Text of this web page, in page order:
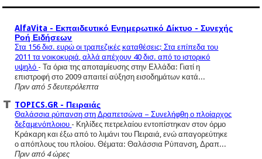
AlfaVita - Εκπαιδευτικό Ενημερωτικό Δίκτυο - Συνεχής
Ροή Ειδήσεων
Στα 156 δισ. ευρώ οι τραπεζικές καταθέσεις: Στα επίπεδα του
2011 τα νοικοκυριά, αλλά απέχουν 40 δισ. από το ιστορικό
υψηλό -Τα όρια της αποταμίευσης στην Ελλάδα: Γιατί η
επιστροφή στο 2009 απαιτεί αύξηση εισοδημάτων κατά...
Πριν από 5 δευτερόλεπτα
TOPICS.GR - Πειραιάς
Θαλάσσια ρύπανση στη Δραπετσώνα – Συνελήφθη ο πλοίαρχος
δεξαμενόπλοιου - Κηλίδες πετρελαίου εντοπίστηκαν στον όρμο
Κράκαρη και έξω από το λιμάνι του Πειραιά, ενώ απαγορεύτηκε
ο απόπλους του πλοίου. Θέματα: Θαλάσσια Ρύπανση, Δραπ...
Πριν από 4 ώρες